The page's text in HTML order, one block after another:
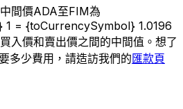
間價ADA至FIM為
= {toCurrencySymbol} 1.0196
入價和賣出價之間的中間值。想了
多少費用，請造訪我們的匯款頁